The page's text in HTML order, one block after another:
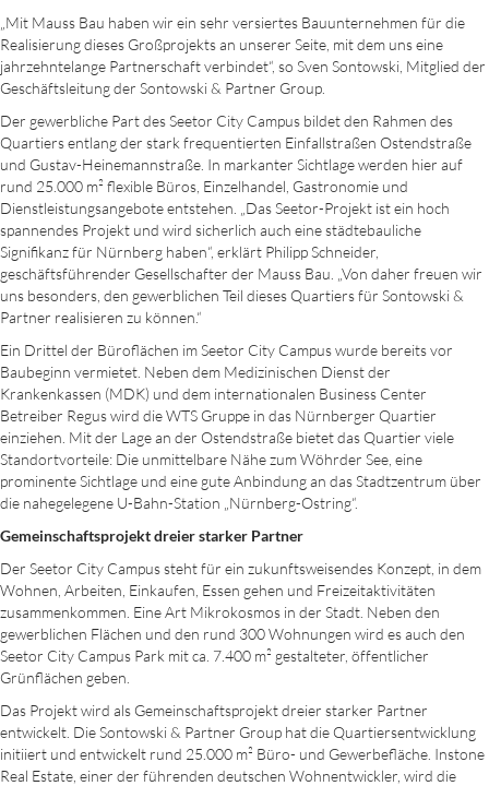
„Mit Mauss Bau haben wir ein sehr versiertes Bauunternehmen für die
Realisierung dieses Großprojekts an unserer Seite, mit dem uns eine
jahrzehntelange Partnerschaft verbindet“, so Sven Sontowski, Mitglied der
Geschäftsleitung der Sontowski & Partner Group.
Der gewerbliche Part des Seetor City Campus bildet den Rahmen des
Quartiers entlang der stark frequentierten Einfallstraßen Ostendstraße
und Gustav-Heinemannstraße. In markanter Sichtlage werden hier auf
rund 25.000 m² flexible Büros, Einzelhandel, Gastronomie und
Dienstleistungsangebote entstehen. „Das Seetor-Projekt ist ein hoch
spannendes Projekt und wird sicherlich auch eine städtebauliche
Signifikanz für Nürnberg haben“, erklärt Philipp Schneider,
geschäftsführender Gesellschafter der Mauss Bau. „Von daher freuen wir
uns besonders, den gewerblichen Teil dieses Quartiers für Sontowski &
Partner realisieren zu können.“
Ein Drittel der Büroflächen im Seetor City Campus wurde bereits vor
Baubeginn vermietet. Neben dem Medizinischen Dienst der
Krankenkassen (MDK) und dem internationalen Business Center
Betreiber Regus wird die WTS Gruppe in das Nürnberger Quartier
einziehen. Mit der Lage an der Ostendstraße bietet das Quartier viele
Standortvorteile: Die unmittelbare Nähe zum Wöhrder See, eine
prominente Sichtlage und eine gute Anbindung an das Stadtzentrum über
die nahegelegene U-Bahn-Station „Nürnberg-Ostring“.
Gemeinschaftsprojekt dreier starker Partner
Der Seetor City Campus steht für ein zukunftsweisendes Konzept, in dem
Wohnen, Arbeiten, Einkaufen, Essen gehen und Freizeitaktivitäten
zusammenkommen. Eine Art Mikrokosmos in der Stadt. Neben den
gewerblichen Flächen und den rund 300 Wohnungen wird es auch den
Seetor City Campus Park mit ca. 7.400 m² gestalteter, öffentlicher
Grünflächen geben.
Das Projekt wird als Gemeinschaftsprojekt dreier starker Partner
entwickelt. Die Sontowski & Partner Group hat die Quartiersentwicklung
initiiert und entwickelt rund 25.000 m² Büro- und Gewerbefläche. Instone
Real Estate, einer der führenden deutschen Wohnentwickler, wird die